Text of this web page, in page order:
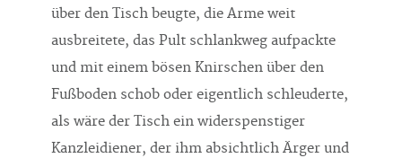
über den Tisch beugte, die Arme weit
ausbreitete, das Pult schlankweg aufpackte
und mit einem bösen Knirschen über den
Fußboden schob oder eigentlich schleuderte,
als wäre der Tisch ein widerspenstiger
Kanzleidiener, der ihm absichtlich Ärger und